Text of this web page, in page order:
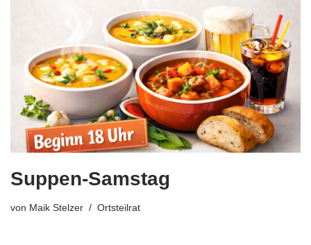
Suppen-Samstag
von Maik Stelzer Ortsteilrat